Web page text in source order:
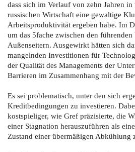
dass sich im Verlauf von zehn Jahren
russischen Wirtschaft eine gewaltige
Arbeitsproduktivität ergeben habe. Im
um das 5fache zwischen den
Außenseitern. Ausgewirkt hätten sich
mangelnden Investitionen für
der Qualität des Managements der
Barrieren im Zusammenhang mit der
Es sei problematisch, unter den sich
Kreditbedingungen zu investieren.
kostspieliger, wie Gref präzisierte, die
einer Stagnation herauszuführen als
Zustand einer übermäßigen Abkühlung